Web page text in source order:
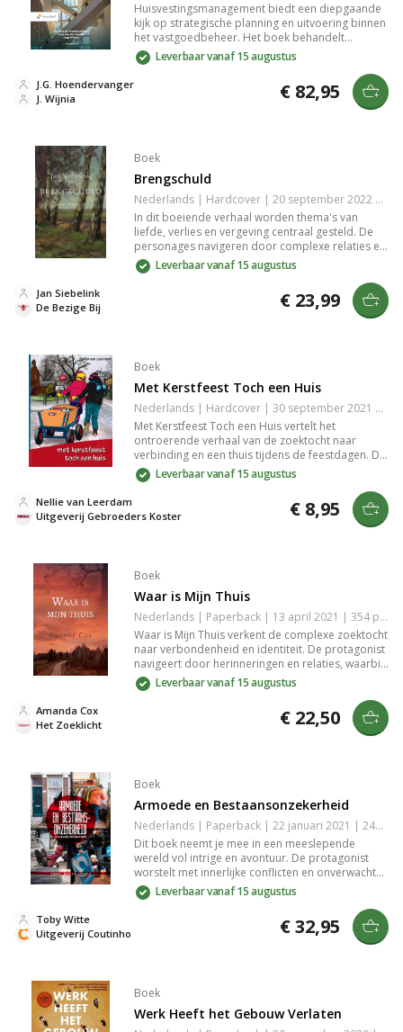
Huisvestingsmanagement biedt een diepgaande
kijk op strategische planning en uitvoering binnen
het vastgoedbeheer. Het boek behandelt
essentiële concepten, trends en best practices, en
helpt je om de kwaliteit en efficiëntie van
huisvesting te verbeteren. Dit is een onmisbare
gids voor professionals die de dynamiek van de
huisvestingsmarkt willen begrijpen en toepassen.
Leverbaar vanaf 15 augustus
J. Wijnia
J.G. Hoendervanger € 82,95
Boek
Brengschuld
Nederlands | Hardcover | 20 september 2022 | 176 pagina's | 9789403180519
In dit boeiende verhaal worden thema's van
liefde, verlies en vergeving centraal gesteld. De
personages navigeren door complexe relaties en
persoonlijke groei, met een meeslepende
schrijfstijl die je van begin tot eind vasthoudt. Een
diepgaande emotionele verhalen die je aan het
Leverbaar vanaf 15 augustus
De Bezige Bij
Jan Siebelink € 23,99
Boek
Met Kerstfeest Toch een Huis
Nederlands | Hardcover | 30 september 2021 | 64 pagina's | 9789463701341
Met Kerstfeest Toch een Huis vertelt het
ontroerende verhaal van de zoektocht naar
verbinding en een thuis tijdens de feestdagen. De
personages navigeren door persoonlijke
struggles en onthullen de kracht van relaties en
samen zijn. Het boek biedt warmte en herkenning,
ideaal voor een sfeervolle leeservaring in de
wintertijd. Perfect voor iedereen die hunkert naar
Leverbaar vanaf 15 augustus
Uitgeverij Gebroeders Koster
Nellie van Leerdam € 8,95
Boek
Waar is Mijn Thuis
Nederlands | Paperback | 13 april 2021 | 354 pagina's | 9789064513374
Waar is Mijn Thuis verkent de complexe zoektocht
naar verbondenheid en identiteit. De protagonist
navigeert door herinneringen en relaties, waarbij
thema's van verloren liefde en zelfontdekking
centraal staan. Dit emotionele verhaal raakt aan
de vragen van het thuisgevoel, een herkenbaar
verlangen dat ons allemaal bezighoudt. Een
Leverbaar vanaf 15 augustus
Het Zoeklicht
Amanda Cox € 22,50
Boek
Armoede en Bestaansonzekerheid
Nederlands | Paperback | 22 januari 2021 | 240 pagina's | 9789046906941
Dit boek neemt je mee in een meeslepende
wereld vol intrige en avontuur. De protagonist
worstelt met innerlijke conflicten en onverwachte
wendingen, terwijl de spanning stijgt. De
combinatie van sterke karakters en een boeiend
verhaal maakt dit een must-read voor liefhebbers
van diepgang en emotie. Een onvergetelijke
Leverbaar vanaf 15 augustus
Uitgeverij Coutinho
Toby Witte € 32,95
Boek
Werk Heeft het Gebouw Verlaten